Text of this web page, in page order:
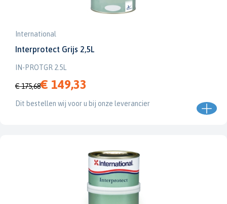
International
Interprotect Grijs 2,5L
IN-PROTGR 2.5L
€ 175,68€ 149,33
Dit bestellen wij voor u bij onze leverancier